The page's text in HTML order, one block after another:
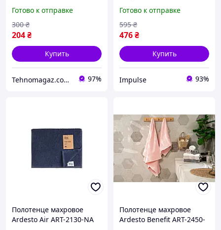
коричневое
Готово к отправке
204₴
300 ₴
Купить
Tehnomagaz.com.ua - это передовой интернет-магазин, специализирующийся на продаже техники 97%
темно-синее impulse
Готово к отправке
476₴
595 ₴
Купить
Impulse 93%
Полотенце махровое
Ardesto Air ART-2130-NA
Полотенце махровое
Ardesto Benefit ART-2450-